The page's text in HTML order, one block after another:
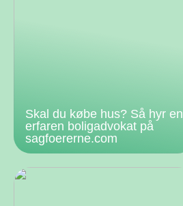
Skal du købe hus? Så hyr en
erfaren boligadvokat på
sagfoererne.com